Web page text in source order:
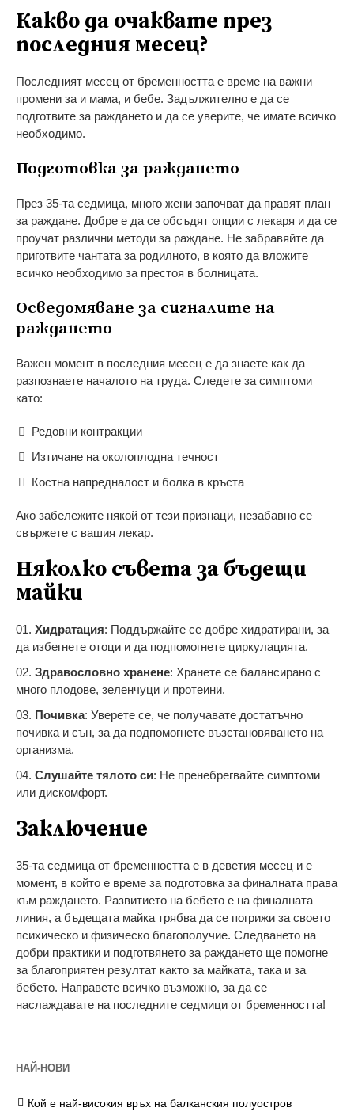
Какво да очаквате през
последния месец?
Последният месец от бременността е време на важни
промени за и мама, и бебе. Задължително е да се
подготвите за раждането и да се уверите, че имате всичко
необходимо.
Подготовка за раждането
През 35-та седмица, много жени започват да правят план
за раждане. Добре е да се обсъдят опции с лекаря и да се
проучат различни методи за раждане. Не забравяйте да
приготвите чантата за родилното, в която да вложите
всичко необходимо за престоя в болницата.
Осведомяване за сигналите на
раждането
Важен момент в последния месец е да знаете как да
разпознаете началото на труда. Следете за симптоми
като:
Редовни контракции
Изтичане на околоплодна течност
Костна напредналост и болка в кръста
Ако забележите някой от тези признаци, незабавно се
свържете с вашия лекар.
Няколко съвета за бъдещи
майки
Хидратация: Поддържайте се добре хидратирани, за
да избегнете отоци и да подпомогнете циркулацията.
Здравословно хранене: Хранете се балансирано с
много плодове, зеленчуци и протеини.
Почивка: Уверете се, че получавате достатъчно
почивка и сън, за да подпомогнете възстановяването на
организма.
Слушайте тялото си: Не пренебрегвайте симптоми
или дискомфорт.
Заключение
35-та седмица от бременността е в деветия месец и е
момент, в който е време за подготовка за финалната права
към раждането. Развитието на бебето е на финалната
линия, а бъдещата майка трябва да се погрижи за своето
психическо и физическо благополучие. Следването на
добри практики и подготвянето за раждането ще помогне
за благоприятен резултат както за майката, така и за
бебето. Направете всичко възможно, за да се
наслаждавате на последните седмици от бременността!
НАЙ-НОВИ
Кой е най-високия връх на балканския полуостров